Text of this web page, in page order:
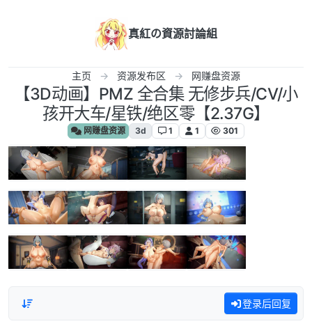
真紅の資源討論組
主页 资源发布区 网赚盘资源
【3D动画】PMZ 全合集 无修步兵/CV/小
孩开大车/星铁/绝区零【2.37G】
网赚盘资源 3d 1 1 301
登录后回复